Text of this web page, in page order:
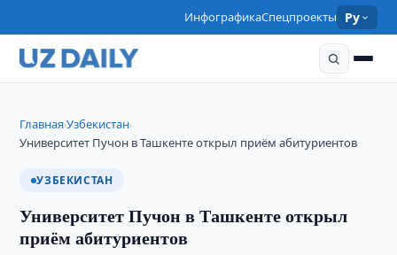
ИнфографикаСпецпроекты Ру
Главная›Узбекистан›
Университет Пучон в Ташкенте открыл приём абитуриентов
УЗБЕКИСТАН
Университет Пучон в Ташкенте открыл
приём абитуриентов